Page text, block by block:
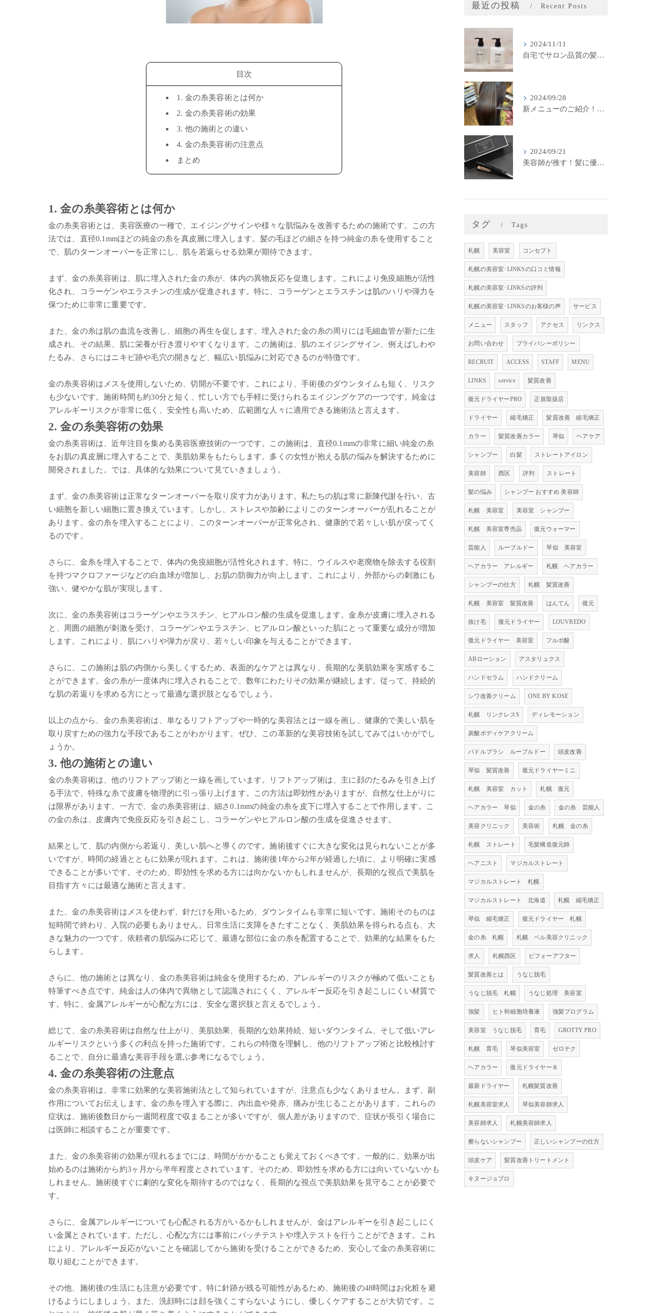
目次
1. 金の糸美容術とは何か
2. 金の糸美容術の効果
3. 他の施術との違い
4. 金の糸美容術の注意点
まとめ
1. 金の糸美容術とは何か
金の糸美容術とは、美容医療の一種で、エイジングサインや様々な肌悩みを改善するための施術です。この方
法では、直径0.1mmほどの純金の糸を真皮層に埋入します。髪の毛ほどの細さを持つ純金の糸を使用すること
で、肌のターンオーバーを正常にし、肌を若返らせる効果が期待できます。
まず、金の糸美容術は、肌に埋入された金の糸が、体内の異物反応を促進します。これにより免疫細胞が活性
化され、コラーゲンやエラスチンの生成が促進されます。特に、コラーゲンとエラスチンは肌のハリや弾力を
保つために非常に重要です。
また、金の糸は肌の血流を改善し、細胞の再生を促します。埋入された金の糸の周りには毛細血管が新たに生
成され、その結果、肌に栄養が行き渡りやすくなります。この施術は、肌のエイジングサイン、例えばしわや
たるみ、さらにはニキビ跡や毛穴の開きなど、幅広い肌悩みに対応できるのが特徴です。
金の糸美容術はメスを使用しないため、切開が不要です。これにより、手術後のダウンタイムも短く、リスク
も少ないです。施術時間も約30分と短く、忙しい方でも手軽に受けられるエイジングケアの一つです。純金は
アレルギーリスクが非常に低く、安全性も高いため、広範囲な人々に適用できる施術法と言えます。
2. 金の糸美容術の効果
金の糸美容術は、近年注目を集める美容医療技術の一つです。この施術は、直径0.1mmの非常に細い純金の糸
をお肌の真皮層に埋入することで、美肌効果をもたらします。多くの女性が抱える肌の悩みを解決するために
開発されました。では、具体的な効果について見ていきましょう。
まず、金の糸美容術は正常なターンオーバーを取り戻す力があります。私たちの肌は常に新陳代謝を行い、古
い細胞を新しい細胞に置き換えています。しかし、ストレスや加齢によりこのターンオーバーが乱れることが
あります。金の糸を埋入することにより、このターンオーバーが正常化され、健康的で若々しい肌が戻ってく
るのです。
さらに、金糸を埋入することで、体内の免疫細胞が活性化されます。特に、ウイルスや老廃物を除去する役割
を持つマクロファージなどの白血球が増加し、お肌の防御力が向上します。これにより、外部からの刺激にも
強い、健やかな肌が実現します。
次に、金の糸美容術はコラーゲンやエラスチン、ヒアルロン酸の生成を促進します。金糸が皮膚に埋入される
と、周囲の細胞が刺激を受け、コラーゲンやエラスチン、ヒアルロン酸といった肌にとって重要な成分が増加
します。これにより、肌にハリや弾力が戻り、若々しい印象を与えることができます。
さらに、この施術は肌の内側から美しくするため、表面的なケアとは異なり、長期的な美肌効果を実感するこ
とができます。金の糸が一度体内に埋入されることで、数年にわたりその効果が継続します。従って、持続的
な肌の若返りを求める方にとって最適な選択肢となるでしょう。
以上の点から、金の糸美容術は、単なるリフトアップや一時的な美容法とは一線を画し、健康的で美しい肌を
取り戻すための強力な手段であることがわかります。ぜひ、この革新的な美容技術を試してみてはいかがでし
ょうか。
3. 他の施術との違い
金の糸美容術は、他のリフトアップ術と一線を画しています。リフトアップ術は、主に顔のたるみを引き上げ
る手法で、特殊な糸で皮膚を物理的に引っ張り上げます。この方法は即効性がありますが、自然な仕上がりに
は限界があります。一方で、金の糸美容術は、細さ0.1mmの純金の糸を皮下に埋入することで作用します。こ
の金の糸は、皮膚内で免疫反応を引き起こし、コラーゲンやヒアルロン酸の生成を促進させます。
結果として、肌の内側から若返り、美しい肌へと導くのです。施術後すぐに大きな変化は見られないことが多
いですが、時間の経過とともに効果が現れます。これは、施術後1年から2年が経過した頃に、より明確に実感
できることが多いです。そのため、即効性を求める方には向かないかもしれませんが、長期的な視点で美肌を
目指す方々には最適な施術と言えます。
また、金の糸美容術はメスを使わず、針だけを用いるため、ダウンタイムも非常に短いです。施術そのものは
短時間で終わり、入院の必要もありません。日常生活に支障をきたすことなく、美肌効果を得られる点も、大
きな魅力の一つです。依頼者の肌悩みに応じて、最適な部位に金の糸を配置することで、効果的な結果をもた
らします。
さらに、他の施術とは異なり、金の糸美容術は純金を使用するため、アレルギーのリスクが極めて低いことも
特筆すべき点です。純金は人の体内で異物として認識されにくく、アレルギー反応を引き起こしにくい材質で
す。特に、金属アレルギーが心配な方には、安全な選択肢と言えるでしょう。
総じて、金の糸美容術は自然な仕上がり、美肌効果、長期的な効果持続、短いダウンタイム、そして低いアレ
ルギーリスクという多くの利点を持った施術です。これらの特徴を理解し、他のリフトアップ術と比較検討す
ることで、自分に最適な美容手段を選ぶ参考になるでしょう。
4. 金の糸美容術の注意点
金の糸美容術は、非常に効果的な美容施術法として知られていますが、注意点も少なくありません。まず、副
作用についてお伝えします。金の糸を埋入する際に、内出血や発赤、痛みが生じることがあります。これらの
症状は、施術後数日から一週間程度で収まることが多いですが、個人差がありますので、症状が長引く場合に
は医師に相談することが重要です。
また、金の糸美容術の効果が現れるまでには、時間がかかることも覚えておくべきです。一般的に、効果が出
始めるのは施術から約3ヶ月から半年程度とされています。そのため、即効性を求める方には向いていないかも
しれません。施術後すぐに劇的な変化を期待するのではなく、長期的な視点で美肌効果を見守ることが必要で
す。
さらに、金属アレルギーについても心配される方がいるかもしれませんが、金はアレルギーを引き起こしにく
い金属とされています。ただし、心配な方には事前にパッチテストや埋入テストを行うことができます。これ
により、アレルギー反応がないことを確認してから施術を受けることができるため、安心して金の糸美容術に
取り組むことができます。
その他、施術後の生活にも注意が必要です。特に針跡が残る可能性があるため、施術後の48時間はお化粧を避
けるようにしましょう。また、洗顔時には顔を強くこすらないようにし、優しくケアすることが大切です。こ
最近の投稿 Recent Posts
2024/11/11
自宅でサロン品質の髪質改善！LINKSオリジナル「THE RaDIXシャンプー＆トリートメント」のご紹介
2024/09/28
新メニューのご紹介！LINKSの最新髪質改善カラーメニューが登場！
2024/09/21
美容師が推す！髪に優しいストレートアイロン『キヌージョプロ』で美しいスタイリングを実現
タグ Tags
札幌 美容室 コンセプト
札幌の美容室･LINKSの口コミ情報
札幌の美容室･LINKSの評判
札幌の美容室･LINKSのお客様の声 サービス
メニュー スタッフ アクセス リンクス
お問い合わせ プライバシーポリシー
RECRUIT ACCESS STAFF MENU
LINKS service 髪質改善
復元ドライヤーPRO 正規取扱店
ドライヤー 縮毛矯正 髪質改善 縮毛矯正
カラー 髪質改善カラー 琴似 ヘアケア
シャンプー 白髪 ストレートアイロン
美容師 西区 評判 ストレート
髪の悩み シャンプー おすすめ 美容師
札幌 美容室 美容室 シャンプー
札幌 美容室専売品 復元ウォーマー
芸能人 ルーブルドー 琴似 美容室
ヘアカラー アレルギー 札幌 ヘアカラー
シャンプーの仕方 札幌 髪質改善
札幌 美容室 髪質改善 はんてん 復元
抜け毛 復元ドライヤー LOUVREDO
復元ドライヤー 美容室 フルボ酸
ABローション アスタリュクス
ハンドセラム ハンドクリーム
シワ改善クリーム ONE BY KOSE
札幌 リンクレスS ディレモーション
炭酸ボディケアクリーム
パドルブラシ ルーブルドー 頭皮改善
琴似 髪質改善 復元ドライヤーミニ
札幌 美容室 カット 札幌 復元
ヘアカラー 琴似 金の糸 金の糸 芸能人
美容クリニック 美容術 札幌 金の糸
札幌 ストレート 毛髪構造復元師
ヘアニスト マジカルストレート
マジカルストレート 札幌
マジカルストレート 北海道 札幌 縮毛矯正
琴似 縮毛矯正 復元ドライヤー 札幌
金の糸 札幌 札幌 ベル美容クリニック
求人 札幌西区 ビフォーアフター
髪質改善とは うなじ脱毛
うなじ脱毛 札幌 うなじ処理 美容室
強髪 ヒト幹細胞培養液 強髪プログラム
美容室 うなじ脱毛 育毛 GROTTY PRO
札幌 育毛 琴似美容室 ゼロテク
ヘアカラー 復元ドライヤー８
最新ドライヤー 札幌髪質改善
札幌美容室求人 琴似美容師求人
美容師求人 札幌美容師求人
擦らないシャンプー 正しいシャンプーの仕方
頭皮ケア 髪質改善トリートメント
キヌージョプロ